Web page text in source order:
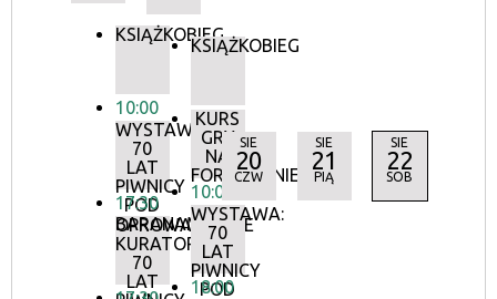
KSIĄŻKOBIEG
10:00
WYSTAWA:
70
LAT
PIWNICY
POD
BARANAMI
17:30
OPROWADZANIE
KURATORSKIE:
70
LAT
KSIĄŻKOBIEG
KURS
GRY
NA
FORTEPIANIE
10:00
WYSTAWA:
70
LAT
PIWNICY
POD
18:00
SIE
20
CZW
SIE
21
PIĄ
SIE
22
SOB